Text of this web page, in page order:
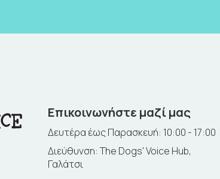
Επικοινωνήστε μαζί μας
Δευτέρα έως Παρασκευή: 10:00 - 17:00
Διεύθυνση: The Dogs' Voice Hub,
Γαλάτσι